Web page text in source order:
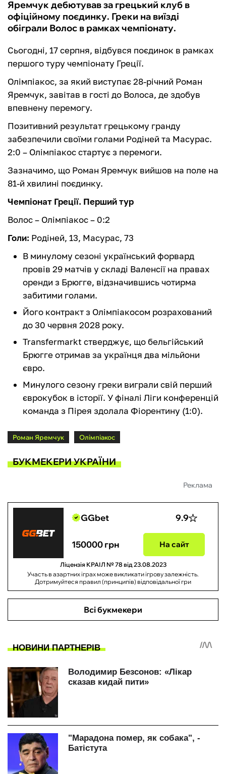
Яремчук дебютував за грецький клуб в
офіційному поєдинку. Греки на виїзді
обіграли Волос в рамках чемпіонату.
Сьогодні, 17 серпня, відбувся поєдинок в рамках
першого туру чемпіонату Греції.
Олімпіакос, за який виступає 28-річний Роман
Яремчук, завітав в гості до Волоса, де здобув
впевнену перемогу.
Позитивний результат грецькому гранду
забезпечили своїми голами Родіней та Масурас.
2:0 – Олімпіакос стартує з перемоги.
Зазначимо, що Роман Яремчук вийшов на поле на
81-й хвилині поєдинку.
Чемпіонат Греції. Перший тур
Волос – Олімпіакос – 0:2
Голи: Родіней, 13, Масурас, 73
В минулому сезоні український форвард
провів 29 матчів у складі Валенсії на правах
оренди з Брюгге, відзначившись чотирма
забитими голами.
Його контракт з Олімпіакосом розрахований
до 30 червня 2028 року.
Transfermarkt стверджує, що бельгійський
Брюгге отримав за українця два мільйони
євро.
Минулого сезону греки виграли свій перший
єврокубок в історії. У фіналі Ліги конференцій
команда з Пірея здолала Фіорентину (1:0).
Роман Яремчук Олімпіакос
БУКМЕКЕРИ УКРАЇНИ
Реклама
GGbet 9.9
150000 грн На сайт
Ліцензія КРАІЛ № 78 від 23.08.2023
Участь в азартних іграх може викликати ігрову залежність.
Дотримуйтеся правил (принципів) відповідальної гри
Всі букмекери